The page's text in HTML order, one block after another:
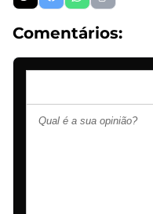
Comentários: